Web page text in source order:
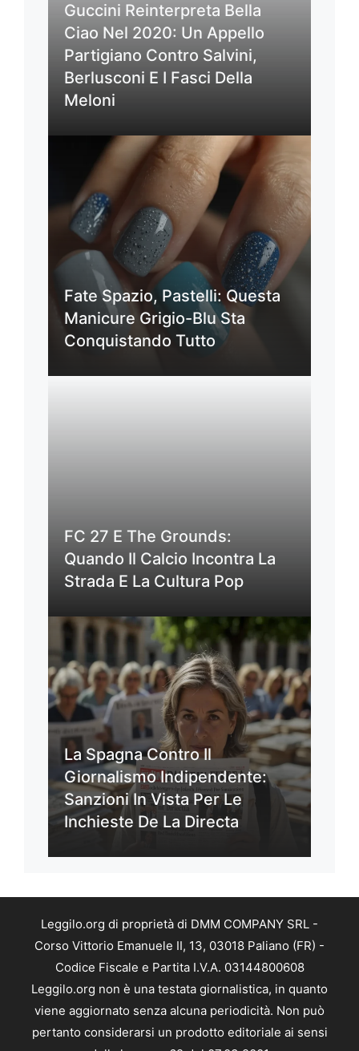
Guccini Reinterpreta Bella
Ciao Nel 2020: Un Appello
Partigiano Contro Salvini,
Berlusconi E I Fasci Della
Meloni
Fate Spazio, Pastelli: Questa
Manicure Grigio-Blu Sta
Conquistando Tutto
FC 27 E The Grounds:
Quando Il Calcio Incontra La
Strada E La Cultura Pop
La Spagna Contro Il
Giornalismo Indipendente:
Sanzioni In Vista Per Le
Inchieste De La Directa
Leggilo.org di proprietà di DMM COMPANY SRL -
Corso Vittorio Emanuele II, 13, 03018 Paliano (FR) -
Codice Fiscale e Partita I.V.A. 03144800608
Leggilo.org non è una testata giornalistica, in quanto
viene aggiornato senza alcuna periodicità. Non può
pertanto considerarsi un prodotto editoriale ai sensi